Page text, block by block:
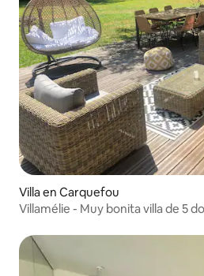
Villa en Carquefou
Villamélie - Muy bonita villa de 5